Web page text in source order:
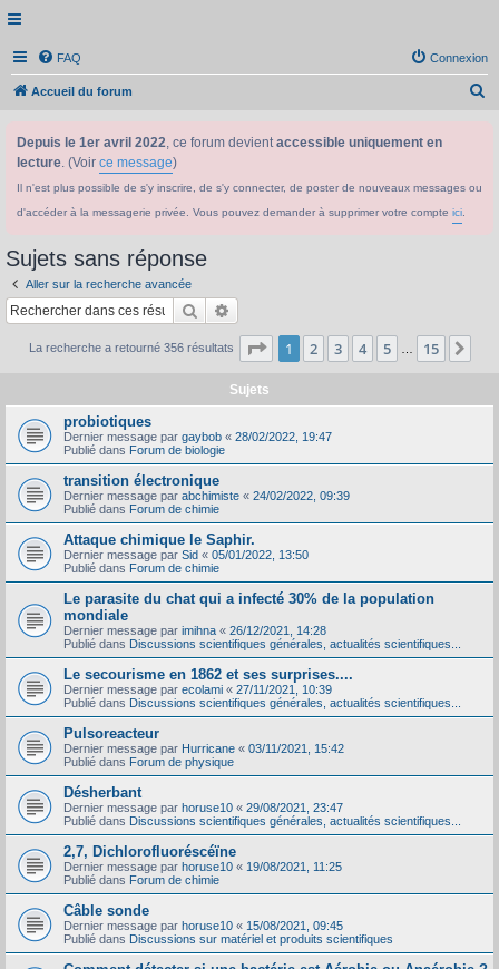
FAQ Connexion
Accueil du forum
Depuis le 1er avril 2022, ce forum devientaccessible uniquement en
lecture. (Voir ce message)
Il n'est plus possible de s'y inscrire, de s'y connecter, de poster de nouveaux messages ou
d'accéder à la messagerie privée. Vous pouvez demander à supprimer votre compte ici
Sujets sans réponse
Aller sur la recherche avancée
Rechercher
La recherche a retourné 356 résultats Page 1sur15
1 2 3 4 5 15
Sujets
probiotiques
Dernier message par gaybob « 28/02/2022, 19:47
Publié dans Forum de biologie
transition électronique
Dernier message par abchimiste « 24/02/2022, 09:39
Publié dans Forum de chimie
Attaque chimique le Saphir.
Dernier message par Sid « 05/01/2022, 13:50
Publié dans Forum de chimie
Le parasite du chat qui a infecté 30% de la population
mondiale
Dernier message par imihna « 26/12/2021, 14:28
Publié dans Discussions scientifiques générales, actualités scientifiques...
Le secourisme en 1862 et ses surprises....
Dernier message par ecolami « 27/11/2021, 10:39
Publié dans Discussions scientifiques générales, actualités scientifiques...
Pulsoreacteur
Dernier message par Hurricane « 03/11/2021, 15:42
Publié dans Forum de physique
Désherbant
Dernier message par horuse10 « 29/08/2021, 23:47
Publié dans Discussions scientifiques générales, actualités scientifiques...
2,7, Dichlorofluoréscéïne
Dernier message par horuse10 « 19/08/2021, 11:25
Publié dans Forum de chimie
Câble sonde
Dernier message par horuse10 « 15/08/2021, 09:45
Publié dans Discussions sur matériel et produits scientifiques